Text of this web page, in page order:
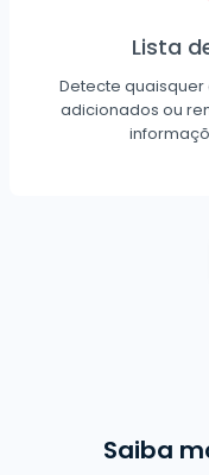
Lista
Detecte
adicionados ou
Saiba